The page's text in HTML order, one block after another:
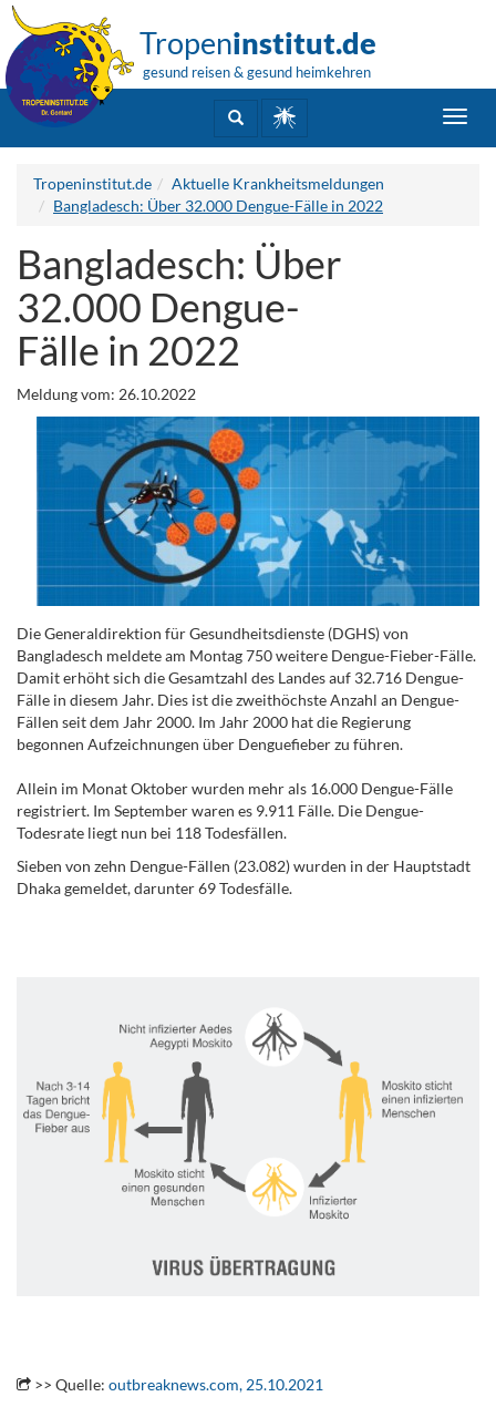
Tropeninstitut.de
gesund reisen & gesund heimkehren
Tropeninstitut.de
Aktuelle Krankheitsmeldungen
Bangladesch: Über 32.000 Dengue-Fälle in 2022
Bangladesch: Über
32.000 Dengue-
Fälle in 2022
Meldung vom: 26.10.2022
Die Generaldirektion für Gesundheitsdienste (DGHS) von
Bangladesch meldete am Montag 750 weitere Dengue-Fieber-Fälle.
Damit erhöht sich die Gesamtzahl des Landes auf 32.716 Dengue-
Fälle in diesem Jahr. Dies ist die zweithöchste Anzahl an Dengue-
Fällen seit dem Jahr 2000. Im Jahr 2000 hat die Regierung
begonnen Aufzeichnungen über Denguefieber zu führen.
Allein im Monat Oktober wurden mehr als 16.000 Dengue-Fälle
registriert. Im September waren es 9.911 Fälle. Die Dengue-
Todesrate liegt nun bei 118 Todesfällen.
Sieben von zehn Dengue-Fällen (23.082) wurden in der Hauptstadt
Dhaka gemeldet, darunter 69 Todesfälle.
>> Quelle: outbreaknews.com, 25.10.2021